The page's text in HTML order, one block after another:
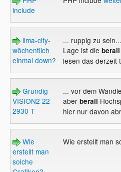
include
lima-city-
wöchentlich
einmal down?
... ruppig zu
Lage ist die berall
lesen das derzeit
Grundig
VISION2 22-
2930 T
... vor dem
aber berall
hier nur davon
Wie
erstellt man
solche
Wie erstellt man